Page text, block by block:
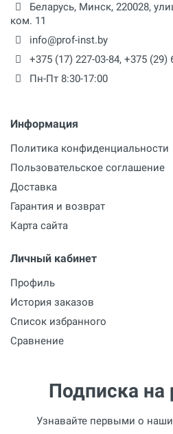
Беларусь, Минск, 220028,
ком. 11
info@prof-inst.by
+375 (17) 227-03-84, +375 (29)
Пн-Пт 8:30-17:00
Информация
Политика конфиденциальности
Пользовательское соглашение
Доставка
Гарантия и возврат
Карта сайта
Личный кабинет
Профиль
История заказов
Список избранного
Сравнение
Подписка на
Узнавайте первыми о